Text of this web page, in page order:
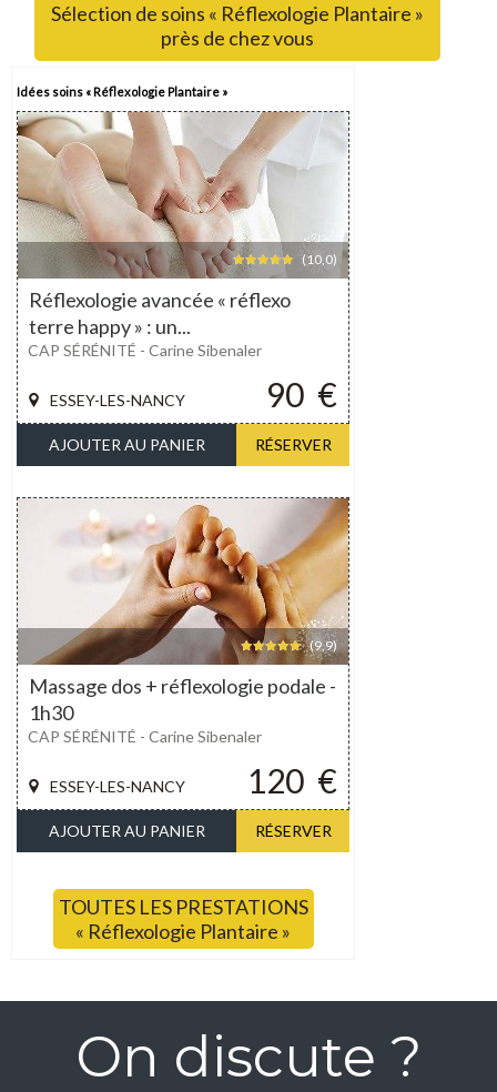
Sélection de soins « Réflexologie Plantaire »
près de chez vous
Idées soins « Réflexologie Plantaire »
(10,0)
Réflexologie avancée « réflexo
terre happy » : un...
90 €
ESSEY-LES-NANCY
CAP SÉRÉNITÉ - Carine Sibenaler
AJOUTER AU PANIER RÉSERVER
(9,9)
Massage dos + réflexologie podale -
1h30
120 €
ESSEY-LES-NANCY
CAP SÉRÉNITÉ - Carine Sibenaler
AJOUTER AU PANIER RÉSERVER
TOUTES LES PRESTATIONS
« Réflexologie Plantaire »
On discute ?